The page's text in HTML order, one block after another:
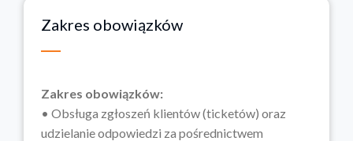
Zakres obowiązków
Zakres obowiązków:
• Obsługa zgłoszeń klientów (ticketów) oraz
udzielanie odpowiedzi za pośrednictwem